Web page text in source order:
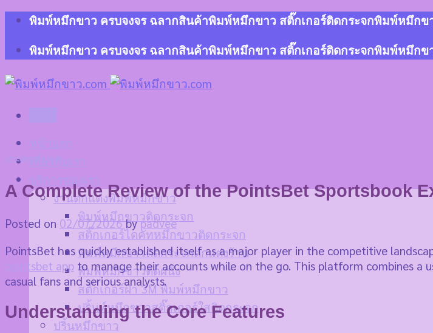
Skip
content
พิมพ์หมึกขาว ครบจงจร ฉลากสินค้าพิมพ์หมึกขาว สติ๊กเกอร์ติดกระจกพิมพ์หมึกข
พิมพ์หมึกขาว ครบจงจร ฉลากสินค้าพิมพ์หมึกขาว สติ๊กเกอร์ติดกระจกพิมพ์หมึกข
งานตกแต่งพิมพ์หมึกขาว
พิมพ์หมึกขาวติดกระจก
สติ๊กเกอร์ไดคัทหมึกขาวติดกระจก
พิมพ์หมึกขาวติดกระจกตกแต่งร้าน
พิมพ์หมึกขาวติดผนัง
สติ๊กเกอร์ฝ้า 3M พิมพ์หมึกขาว
ปริ้นท์หมึกขาวสติ๊กเกอร์ใสติดกระจก
ปริ้นหมึกขาว
Uncategorized
A Complete Review of the PointsBet Sportsbook
Posted on 02/07/2026bypadvee
PointsBet has quickly established itself as a major player in the competitive
pointsbet app to manage their accounts while on the go. This platform combines
casual fans and serious analysts.
Understanding the Core Features